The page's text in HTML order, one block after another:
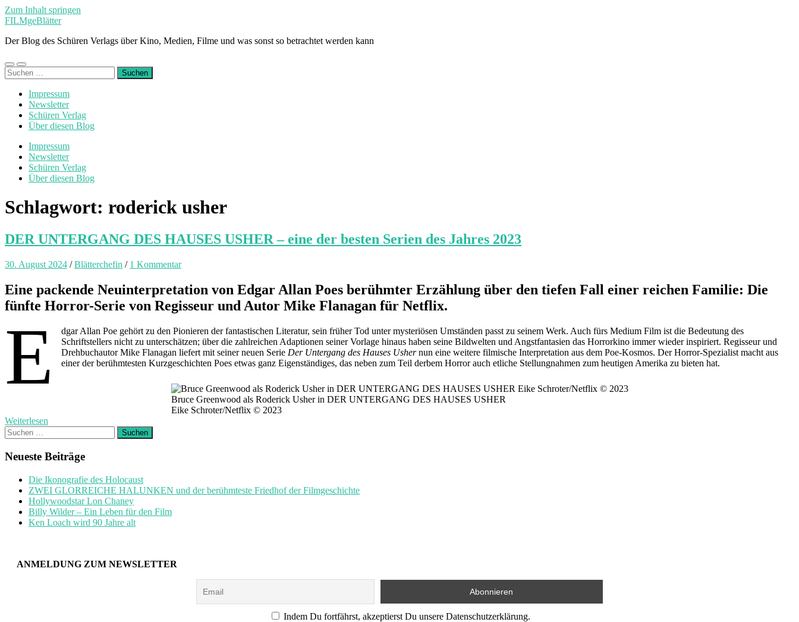
Zum Inhalt springen
FILMgeBlätter
Der Blog des Schüren Verlags über Kino, Medien, Filme und was sonst so betrachtet werden kann
Mobile-
Menü
Suchfeld
ein-/ausblenden
Suchen
nach:
Impressum
Newsletter
Schüren Verlag
Über diesen Blog
Impressum
Newsletter
Schüren Verlag
Über diesen Blog
Schlagwort: roderick usher
DER UNTERGANG DES HAUSES USHER – eine der besten Serien des Jahres 2023
30. August 2024 /Blätterchefin / 1 Kommentar
Eine packende Neuinterpretation von Edgar Allan Poes berühmter Erzählung über den tiefen Fall einer reichen Familie: Die
fünfte Horror-Serie von Regisseur und Autor Mike Flanagan für Netflix.
E
dgar Allan Poe gehört zu den Pionieren der fantastischen Literatur, sein früher Tod unter mysteriösen Umständen passt zu seinem Werk. Auch fürs Medium Film ist die Bedeutung des
Schriftstellers nicht zu unterschätzen; über die zahlreichen Adaptionen seiner Vorlage hinaus haben seine Bildwelten und Angstfantasien das Horrorkino immer wieder inspiriert. Regisseur und
Drehbuchautor Mike Flanagan liefert mit seiner neuen Serie Der Untergang des Hauses Ushernun eine weitere filmische Interpretation aus dem Poe-Kosmos. Der Horror-Spezialist macht aus
einer der berühmtesten Kurzgeschichten Poes etwas ganz Eigenständiges, das neben zum Teil derbem Horror auch etliche Stellungnahmen zum heutigen Amerika zu bieten hat.
Bruce Greenwood als Roderick Usher in DER UNTERGANG DES HAUSES USHER
Eike Schroter/Netflix © 2023
Weiterlesen
Suchen
nach:
Neueste Beiträge
Die Ikonografie des Holocaust
ZWEI GLORREICHE HALUNKEN und der berühmteste Friedhof der Filmgeschichte
Hollywoodstar Lon Chaney
Billy Wilder – Ein Leben für den Film
Ken Loach wird 90 Jahre alt
ANMELDUNG ZUM NEWSLETTER
Indem Du fortfährst, akzeptierst Du unsere Datenschutzerklärung.